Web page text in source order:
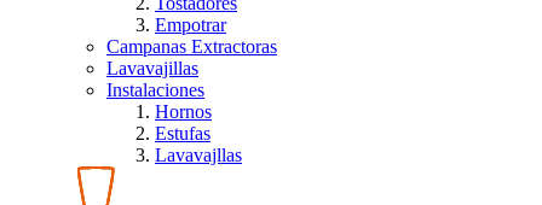
Empotrar
Campanas Extractoras
Lavavajillas
Instalaciones
Hornos
Estufas
Lavavajllas